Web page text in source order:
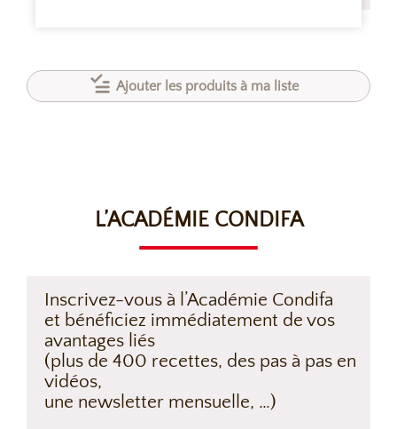
Ajouter les produits à ma liste
L’ACADÉMIE CONDIFA
Inscrivez-vous à l’Académie Condifa
et bénéficiez immédiatement de vos
avantages liés
(plus de 400 recettes, des pas à pas en
vidéos,
une newsletter mensuelle, …)